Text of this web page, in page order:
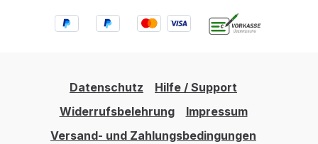
Datenschutz
Hilfe / Support
Widerrufsbelehrung
Impressum
Versand- und Zahlungsbedingungen